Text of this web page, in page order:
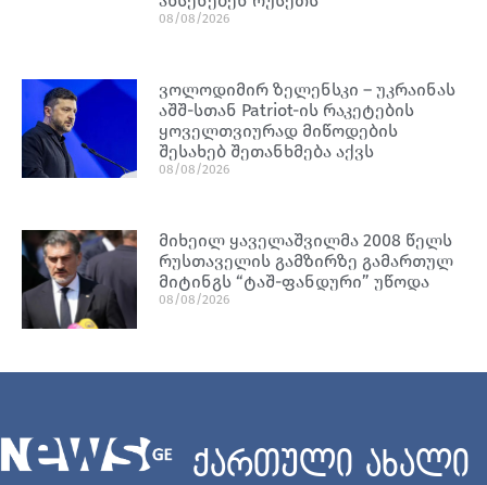
08/08/2026
ვოლოდიმირ ზელენსკი – უკრაინას
აშშ-სთან Patriot-ის რაკეტების
ყოველთვიურად მიწოდების
შესახებ შეთანხმება აქვს
08/08/2026
მიხეილ ყაველაშვილმა 2008 წელს
რუსთაველის გამზირზე გამართულ
მიტინგს “ტაშ-ფანდური” უწოდა
08/08/2026
ქართული ახალი